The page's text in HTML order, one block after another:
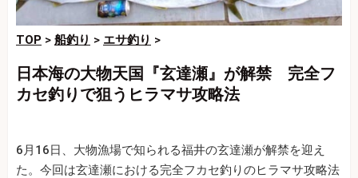
TOP > 船釣り > エサ釣り >
日本海の大物天国『玄達瀬』が解禁 完全フ
カセ釣りで狙うヒラマサ攻略法
6月16日、大物漁場で知られる福井の玄達瀬が解禁を迎え
た。今回は玄達瀬における完全フカセ釣りのヒラマサ攻略法